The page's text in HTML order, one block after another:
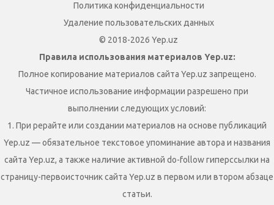
Политика конфиденциальности
Удаление пользовательских данных
© 2018-2026 Yep.uz
Правила использования материалов Yep.uz:
Полное копирование материалов сайта Yep.uz запрещено.
Частичное использование информации разрешено при
выполнении следующих условий:
1. При рерайте или создании материалов на основе публикаций
Yep.uz — обязательное текстовое упоминание автора и названия
сайта Yep.uz, а также наличие активной do-follow гиперссылки на
страницу-первоисточник сайта Yep.uz в первом или втором абзаце
статьи.